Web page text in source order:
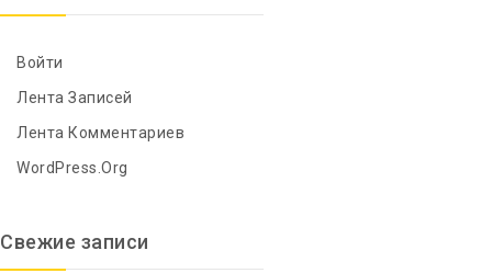
Войти
Лента Записей
Лента Комментариев
WordPress.org
Свежие записи